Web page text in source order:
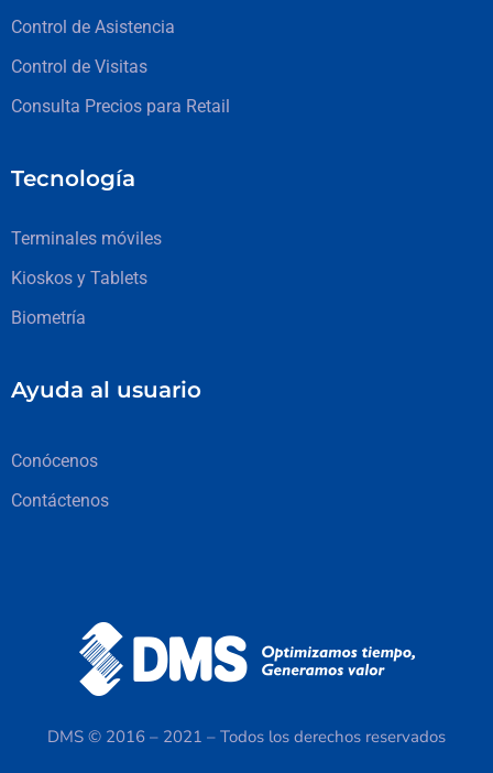
Control de Asistencia
Control de Visitas
Consulta Precios para Retail
Tecnología
Terminales móviles
Kioskos y Tablets
Biometría
Ayuda al usuario
Conócenos
Contáctenos
DMS © 2016 – 2021 – Todos los derechos reservados